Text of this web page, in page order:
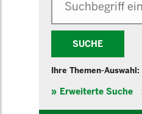
SUCHE
Ihre Themen-Auswahl:
Erweiterte Suche